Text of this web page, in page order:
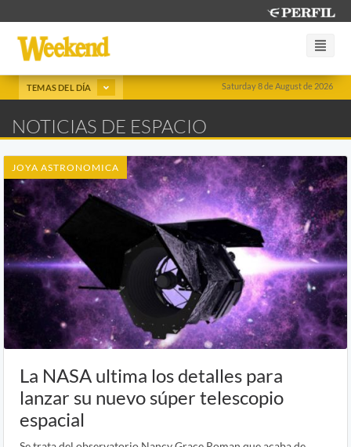
Saturday 8 de August de 2026
TEMAS DEL DÍA
NOTICIAS DE ESPACIO
JOYA ASTRONOMICA
La NASA ultima los detalles para
lanzar su nuevo súper telescopio
espacial